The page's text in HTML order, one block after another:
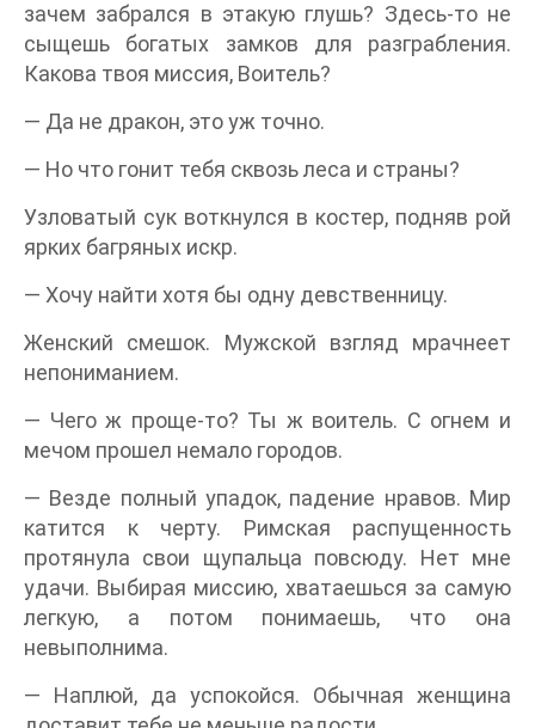
зачем забрался в этакую глушь? Здесь-то не
сыщешь богатых замков для разграбления.
Какова твоя миссия, Воитель?
— Да не дракон, это уж точно.
— Но что гонит тебя сквозь леса и страны?
Узловатый сук воткнулся в костер, подняв рой
ярких багряных искр.
— Хочу найти хотя бы одну девственницу.
Женский смешок. Мужской взгляд мрачнеет
непониманием.
— Чего ж проще-то? Ты ж воитель. С огнем и
мечом прошел немало городов.
— Везде полный упадок, падение нравов. Мир
катится к черту. Римская распущенность
протянула свои щупальца повсюду. Нет мне
удачи. Выбирая миссию, хватаешься за самую
легкую, а потом понимаешь, что она
невыполнима.
— Наплюй, да успокойся. Обычная женщина